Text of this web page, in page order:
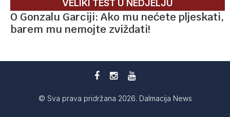
VELIKI TEST U NEDJELJU
O Gonzalu Garciji: Ako mu nećete pljeskati,
barem mu nemojte zviždati!
© Sva prava pridržana 2026. Dalmacija News